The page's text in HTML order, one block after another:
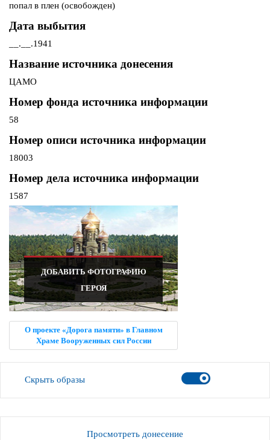
попал в плен (освобожден)
Дата выбытия
__.__.1941
Название источника донесения
ЦАМО
Номер фонда источника информации
58
Номер описи источника информации
18003
Номер дела источника информации
1587
ДОБАВИТЬ ФОТОГРАФИЮ
ГЕРОЯ
О проекте «Дорога памяти» в Главном
Храме Вооруженных сил России
Скрыть образы
Просмотреть донесение